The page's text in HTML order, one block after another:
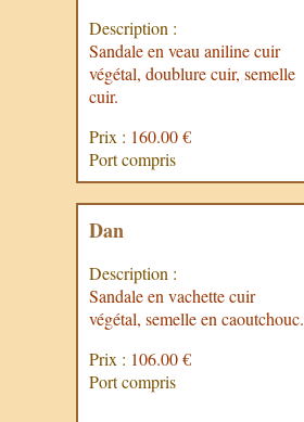
Description :
Sandale en veau aniline cuir
végétal, doublure cuir, semelle
cuir.
Prix : 160.00 €
Port compris
Dan
Description :
Sandale en vachette cuir
végétal, semelle en caoutchouc.
Prix : 106.00 €
Port compris